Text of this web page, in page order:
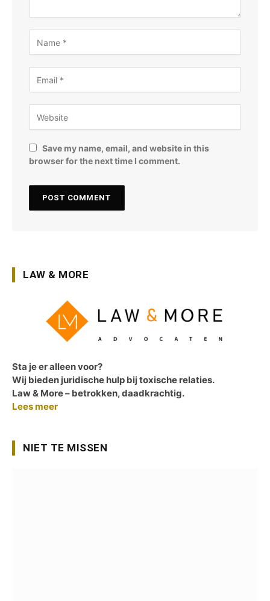
Save my name, email, and website in this
browser for the next time I comment.
LAW & MORE
Sta je er alleen voor?
Wij bieden juridische hulp bij toxische relaties.
Law & More – betrokken, daadkrachtig.
Lees meer
NIET TE MISSEN